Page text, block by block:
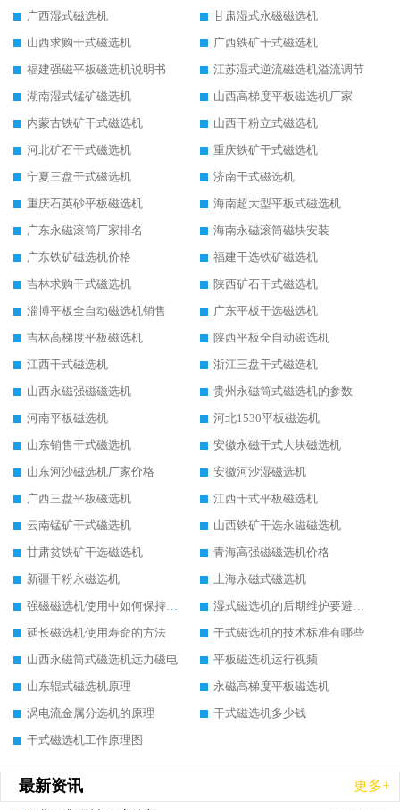
广西湿式磁选机
甘肃湿式永磁磁选机
山西求购干式磁选机
广西铁矿干式磁选机
福建强磁平板磁选机说明书
江苏湿式逆流磁选机溢流调节
湖南湿式锰矿磁选机
山西高梯度平板磁选机厂家
内蒙古铁矿干式磁选机
山西干粉立式磁选机
河北矿石干式磁选机
重庆铁矿干式磁选机
宁夏三盘干式磁选机
济南干式磁选机
重庆石英砂平板磁选机
海南超大型平板式磁选机
广东永磁滚筒厂家排名
海南永磁滚筒磁块安装
广东铁矿磁选机价格
福建干选铁矿磁选机
吉林求购干式磁选机
陕西矿石干式磁选机
淄博平板全自动磁选机销售
广东平板干选磁选机
吉林高梯度平板磁选机
陕西平板全自动磁选机
江西干式磁选机
浙江三盘干式磁选机
山西永磁强磁磁选机
贵州永磁筒式磁选机的参数
河南平板磁选机
河北1530平板磁选机
山东销售干式磁选机
安徽永磁干式大块磁选机
山东河沙磁选机厂家价格
安徽河沙湿磁选机
广西三盘平板磁选机
江西干式平板磁选机
云南锰矿干式磁选机
山西铁矿干选永磁磁选机
甘肃贫铁矿干选磁选机
青海高强磁磁选机价格
新疆干粉永磁选机
上海永磁式磁选机
强磁磁选机使用中如何保持其顺畅运行
湿式磁选机的后期维护要避开哪些坑
延长磁选机使用寿命的方法
干式磁选机的技术标准有哪些
山西永磁筒式磁选机远力磁电
平板磁选机运行视频
山东辊式磁选机原理
永磁高梯度平板磁选机
涡电流金属分选机的原理
干式磁选机多少钱
干式磁选机工作原理图
最新资讯 更多+